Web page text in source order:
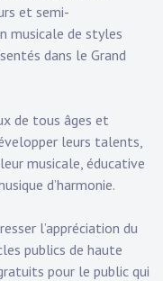
et semi-
musicale de styles
dans le Grand
de tous âges et
leurs talents,
musicale, éducative
d’harmonie.
l’appréciation du
publics de haute
pour le public qui